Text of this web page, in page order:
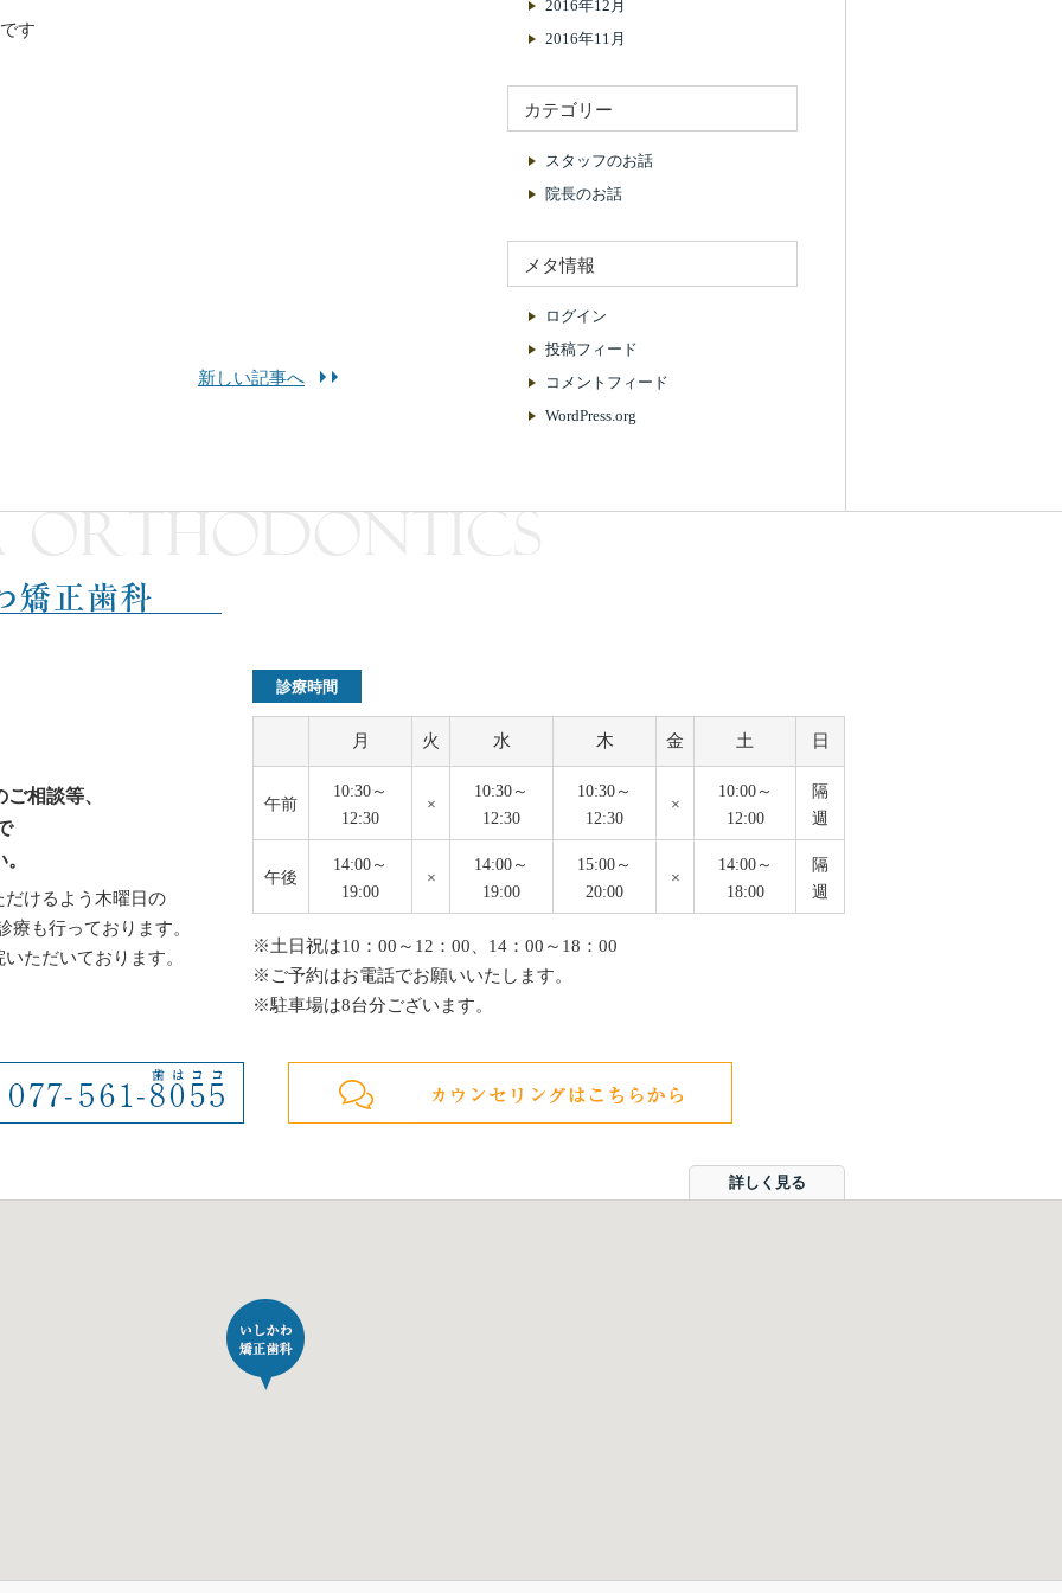
す
新しい記事へ
2016年12月
2016年11月
カテゴリー
スタッフのお話
院長のお話
メタ情報
ログイン
投稿フィード
コメントフィード
WordPress.org
相談等、
けるよう木曜日の
療も行っております。
ただいております。
診療時間
月 火 水 木 金 土 日
午前
10:30～
12:30
×
10:30～
12:30
10:30～
12:30
×
10:00～
12:00
隔
週
午後
14:00～
19:00
×
14:00～
19:00
15:00～
20:00
×
14:00～
18:00
隔
週
※土日祝は10：00～12：00、14：00～18：00
※ご予約はお電話でお願いいたします。
※駐車場は8台分ございます。
詳しく見る